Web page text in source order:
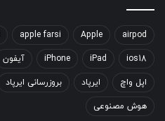
airpod
Apple
apple farsi
ios18
iPad
iPhone آیفون
اپل واچ ایرپاد بروزرسانی ایرپاد
هوش مصنوعی